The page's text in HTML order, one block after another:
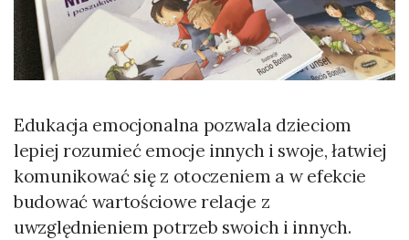
Edukacja emocjonalna pozwala dzieciom
lepiej rozumieć emocje innych i swoje, łatwiej
komunikować się z otoczeniem a w efekcie
budować wartościowe relacje z
uwzględnieniem potrzeb swoich i innych.